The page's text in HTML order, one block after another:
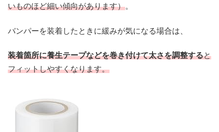
いものほど細い傾向があります）。
バンパーを装着したときに緩みが気になる場合は、
装着箇所に養生テープなどを巻き付けて太さを調整すると
フィットしやすくなります。